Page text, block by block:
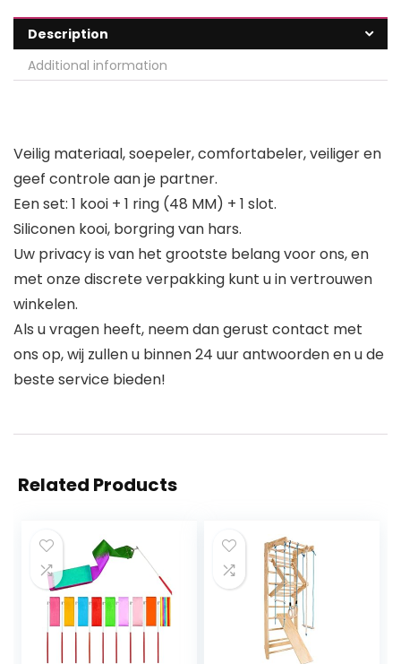
Description
Additional information
Veilig materiaal, soepeler, comfortabeler, veiliger en
geef controle aan je partner.
Een set: 1 kooi + 1 ring (48 MM) + 1 slot.
Siliconen kooi, borgring van hars.
Uw privacy is van het grootste belang voor ons, en
met onze discrete verpakking kunt u in vertrouwen
winkelen.
Als u vragen heeft, neem dan gerust contact met
ons op, wij zullen u binnen 24 uur antwoorden en u de
beste service bieden!
Related Products